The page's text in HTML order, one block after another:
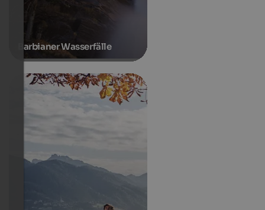
Barbianer Wasserfälle